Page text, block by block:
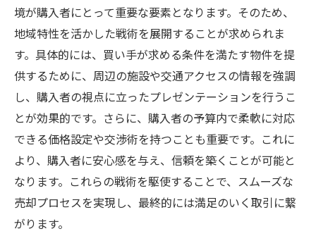
境が購入者にとって重要な要素となります。そのため、
地域特性を活かした戦術を展開することが求められま
す。具体的には、買い手が求める条件を満たす物件を提
供するために、周辺の施設や交通アクセスの情報を強調
し、購入者の視点に立ったプレゼンテーションを行うこ
とが効果的です。さらに、購入者の予算内で柔軟に対応
できる価格設定や交渉術を持つことも重要です。これに
より、購入者に安心感を与え、信頼を築くことが可能と
なります。これらの戦術を駆使することで、スムーズな
売却プロセスを実現し、最終的には満足のいく取引に繋
がります。